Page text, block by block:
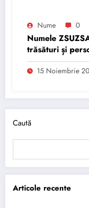
Nume 0
Numele
trăsături și
15 Noiembrie
Caută
Articole recente